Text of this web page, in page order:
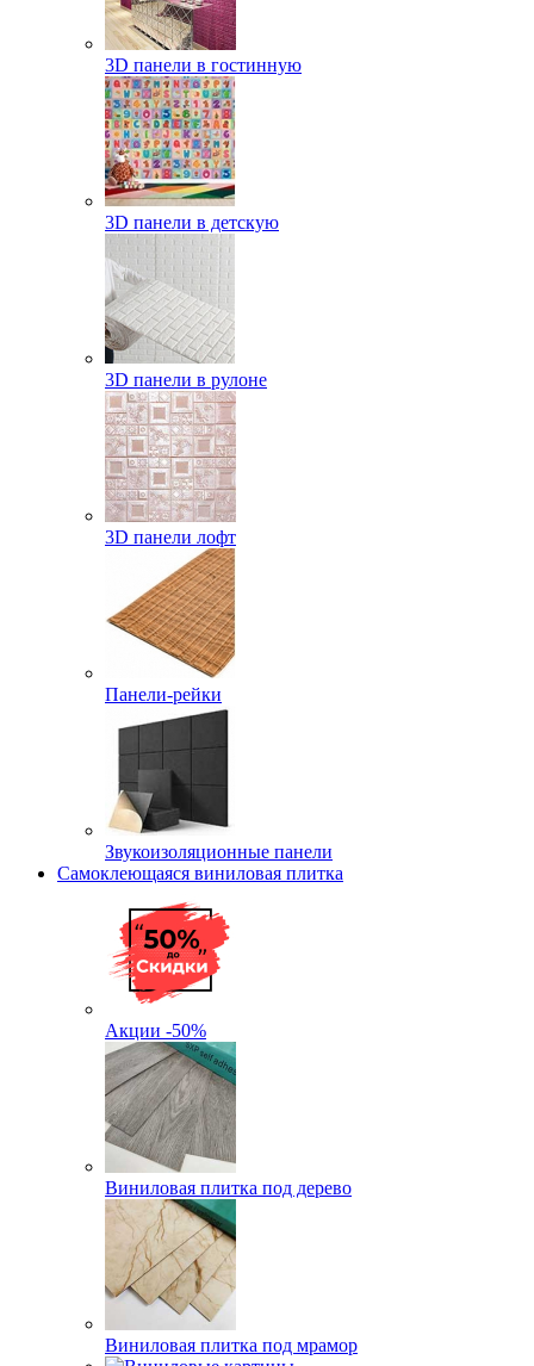
3D панели в гостинную
3D панели в детскую
3D панели в рулоне
3D панели лофт
Панели-рейки
Звукоизоляционные панели
Самоклеющаяся виниловая плитка
Акции -50%
Виниловая плитка под дерево
Виниловая плитка под мрамор